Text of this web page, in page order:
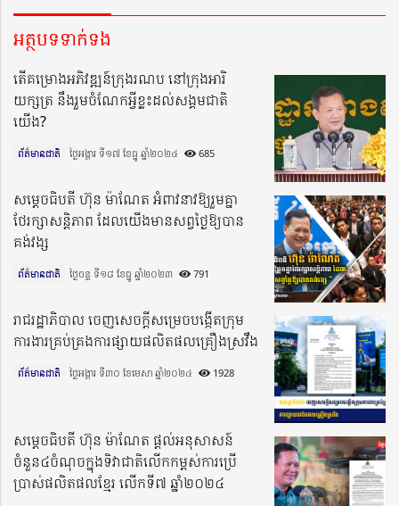
អត្ថបទទាក់ទង
តើគម្រោងអភិវឌ្ឍន៍ក្រុងរណប នៅក្រុងអារិ
យក្សត្រ នឹងរួមចំណែកអ្វីខ្លះដល់សង្គមជាតិ
យើង?
ព័ត៌មានជាតិ ថ្ងៃអង្គារ ទី១៧ ខែធ្នូ ឆ្នាំ២០២៤​ 685
សម្ដេចធិបតី ហ៊ុន ម៉ាណែត អំពាវនាវឱ្យរួមគ្នា
ថែរក្សាសន្តិភាព ដែលយើងមានសព្វថ្ងៃឱ្យបាន
គង់វង្ស
ព័ត៌មានជាតិ ថ្ងៃចន្ទ ទី១៨ ខែធ្នូ ឆ្នាំ២០២៣​ 791
រាជរដ្ឋាភិបាល ចេញសេចក្តីសម្រេចបង្កើតក្រុម
ការងារគ្រប់គ្រងការផ្សាយផលិតផលគ្រឿងស្រវឹង
ព័ត៌មានជាតិ ថ្ងៃអង្គារ ទី៣០ ខែមេសា ឆ្នាំ២០២៤​ 1928
សម្ដេចធិបតី ហ៊ុន ម៉ាណែត ផ្ដល់អនុសាសន៍
ចំនួន៤ចំណុចក្នុងទិវាជាតិលើកកម្ពស់ការប្រើ
ប្រាស់ផលិតផលខ្មែរ លើកទី៧ ឆ្នាំ២០២៤